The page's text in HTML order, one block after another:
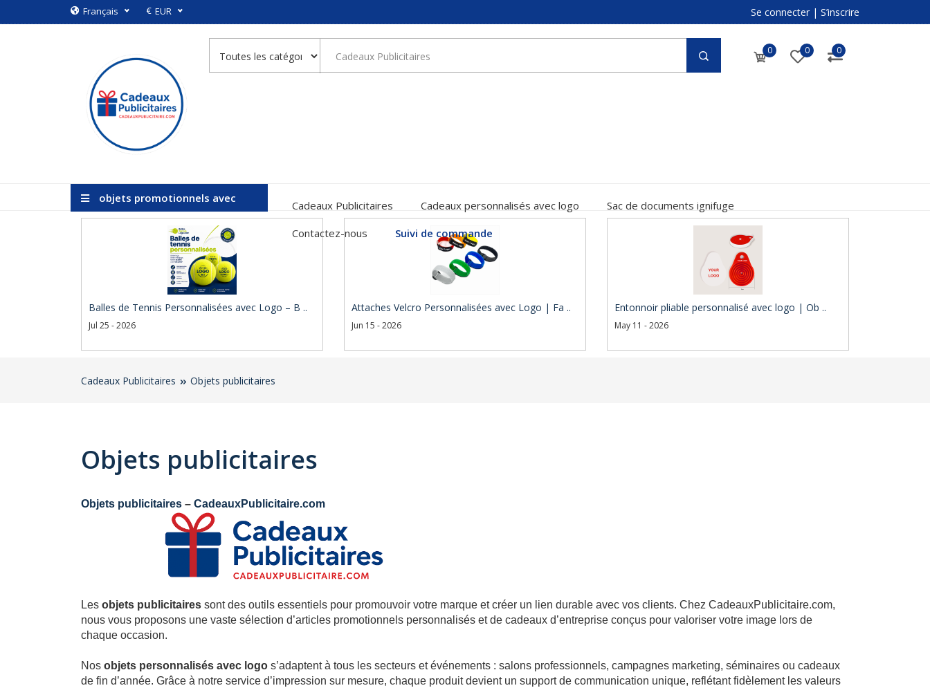
Français € EUR Se connecter | S’inscrire
0 0 0
objets promotionnels avec
Cadeaux Publicitaires Cadeaux personnalisés avec logo
Sac de documents ignifuge
Contactez-nous
Suivi de commande
Balles de Tennis Personnalisées avec Logo – B ..
Jul 25 - 2026
Attaches Velcro Personnalisées avec Logo | Fa ..
Jun 15 - 2026
Entonnoir pliable personnalisé avec logo | Ob ..
May 11 - 2026
Cadeaux Publicitaires Objets publicitaires
Objets publicitaires
Objets publicitaires – CadeauxPublicitaire.com
Les objets publicitaires sont des outils essentiels pour promouvoir votre marque et créer un lien durable avec vos clients. Chez CadeauxPublicitaire.com,
nous vous proposons une vaste sélection d’articles promotionnels personnalisés et de cadeaux d’entreprise conçus pour valoriser votre image lors de
chaque occasion.
Nos objets personnalisés avec logo s’adaptent à tous les secteurs et événements : salons professionnels, campagnes marketing, séminaires ou cadeaux
de fin d’année. Grâce à notre service d’impression sur mesure, chaque produit devient un support de communication unique, reflétant fidèlement les valeurs